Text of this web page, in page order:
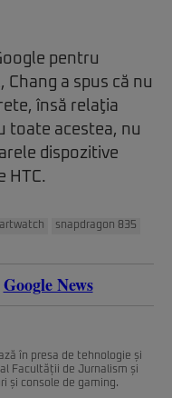
pentru
a spus că nu
însă relaţia
toate acestea, nu
dispozitive
HTC.
snapdragon 835
Google News
în presa de tehnologie și
Facultății de Jurnalism și
și console de gaming.